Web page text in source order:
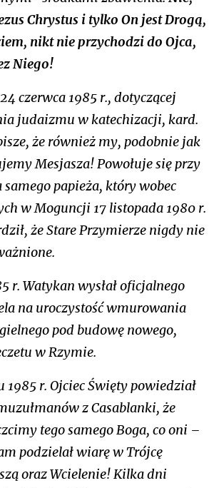
Chrystus i tylko On jest Drogą,
nikt nie przychodzi do Ojca,
Niego!
czerwca 1985 r., dotyczącej
judaizmu w katechizacji, kard.
że również my, podobnie jak
Mesjasza! Powołuje się przy
samego papieża, który wobec
w Moguncji 17 listopada 1980 r.
że Stare Przymierze nigdy nie
r. Watykan wysłał oficjalnego
na uroczystość wmurowania
pod budowę nowego,
w Rzymie.
1985 r. Ojciec Święty powiedział
z Casablanki, że
tego samego Boga, co oni –
podzielał wiarę w Trójcę
oraz Wcielenie! Kilka dni